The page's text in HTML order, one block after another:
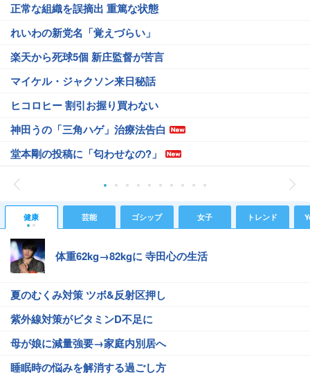
正常な組織を誤摘出 重篤な状態
れいわの新党名「覚えづらい」
楽天から死球5個 新庄監督が苦言
マイケル・ジャクソン来日秘話
ヒコロヒー 割引お握り買わない
神田うの「三角ハゲ」治療法告白
堂本剛の投稿に「匂わせなの?」
健康 芸能 ゴシップ 女子 トレンド
体重62kg→82kgに 寺田心の生活
夏のむくみ対策 ツボ&反射区押し
紫外線対策がビタミンD不足に
母が娘に減量強要→家庭内別居へ
睡眠時の悩みを解消する過ごし方